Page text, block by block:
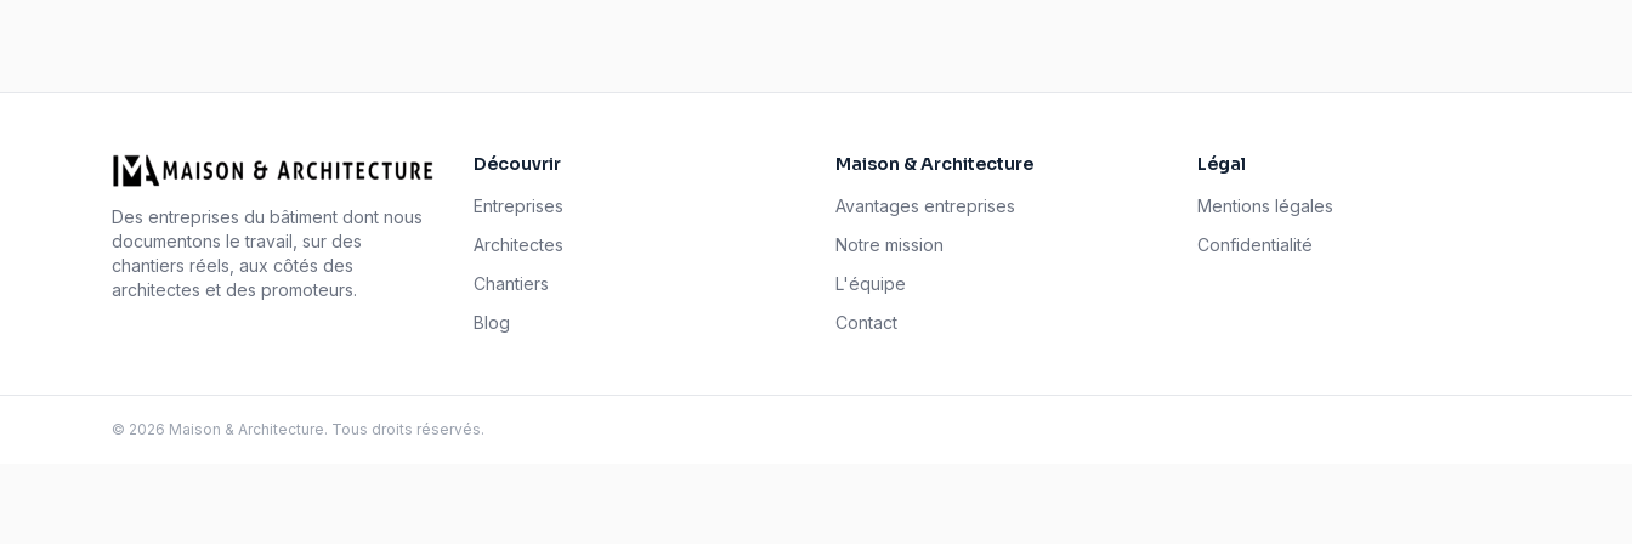
Des entreprises du bâtiment dont nous
documentons le travail, sur des
chantiers réels, aux côtés des
architectes et des promoteurs.
Découvrir
Entreprises
Architectes
Chantiers
Blog
Maison & Architecture
Avantages entreprises
Notre mission
L'équipe
Contact
Légal
Mentions légales
Confidentialité
© 2026 Maison & Architecture. Tous droits réservés.